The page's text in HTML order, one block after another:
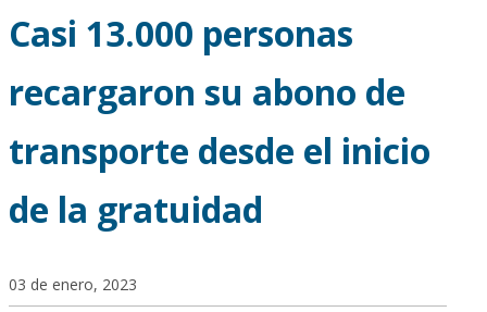
Casi 13.000 personas
recargaron su abono de
transporte desde el inicio
de la gratuidad
03 de enero, 2023